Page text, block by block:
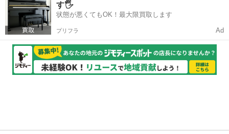
す🖐️
状態が悪くてもOK！最大限買取します
プリフラ Ad